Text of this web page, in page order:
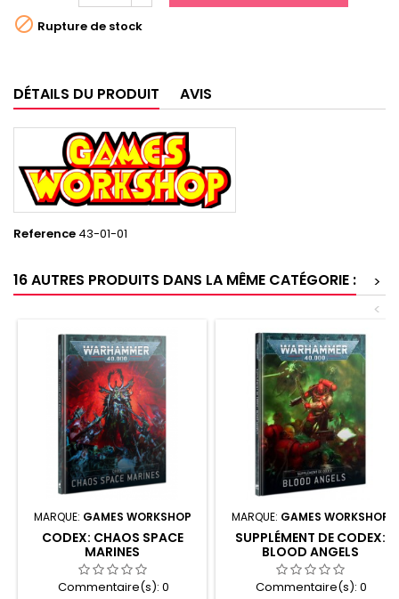
 Rupture de stock
DÉTAILS DU PRODUIT AVIS
Reference 43-01-01
16 AUTRES PRODUITS DANS LA MÊME CATÉGORIE :
>
<
MARQUE: GAMES WORKSHOP
CODEX: CHAOS SPACE
MARINES
Commentaire(s): 0
MARQUE: GAMES WORKSHOP
SUPPLÉMENT DE CODEX:
BLOOD ANGELS
Commentaire(s): 0